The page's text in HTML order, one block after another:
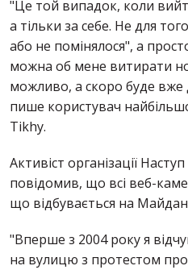
"Це той випадок, коли
а тільки за себе. Не для
або не помінялося", а
можна об мене витирати
можливо, а скоро буде вже
пише користувач
Tikhy.
Активіст організації
повідомив, що всі веб-
що відбувається на
"Вперше з 2004 року я
на вулицю з протестом